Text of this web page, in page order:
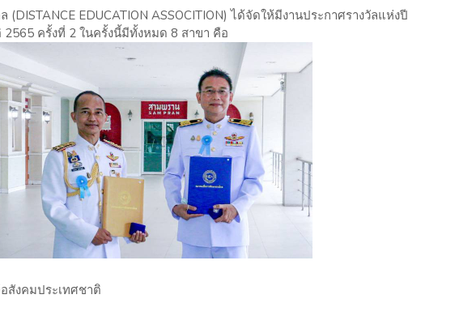
(DISTANCE EDUCATION ASSOCITION) ได้จัดให้มีงานประกาศรางวัลแห่งปี
ครั้งที่ 2 ในครั้งนี้มีทั้งหมด 8 สาขา คือ
สังคมประเทศชาติ